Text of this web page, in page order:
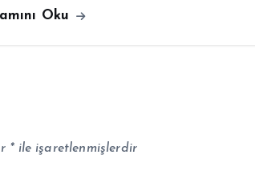
Oku
*ile işaretlenmişlerdir